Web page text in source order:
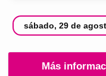
sábado, 29 de
Más